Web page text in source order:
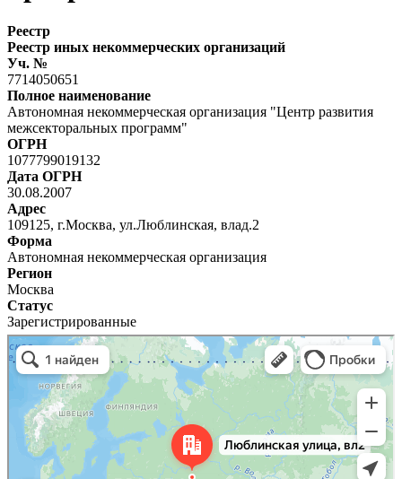
Реестр
Реестр иных некоммерческих организаций
Уч. №
7714050651
Полное наименование
Автономная некоммерческая организация "Центр развития
межсекторальных программ"
ОГРН
1077799019132
Дата ОГРН
30.08.2007
Адрес
109125, г.Москва, ул.Люблинская, влад.2
Форма
Автономная некоммерческая организация
Регион
Москва
Статус
Зарегистрированные